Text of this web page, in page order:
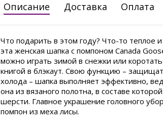
Описание Доставка Оплата
Что подарить в этом году? Что-то теплое
эта женская шапка с помпоном Canada
можно играть зимой в снежки или
книгой в блэкаут. Свою функцию –
холода – шапка выполняет эффективно,
она из вязаного полотна, в составе
шерсти. Главное украшение головного
помпон из меха лисы.